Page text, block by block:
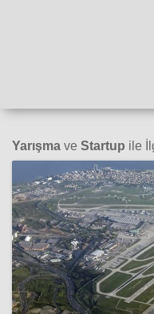
Yarışma ve Startup ile